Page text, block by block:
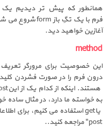
همانطور که پیش تر دیدیم یک
فرم با یک تگِ باز formشروع می
آغازین خواهید دید.
method
این خصوصیت برای مرورگر
درون فرم را در صورت فشردن کلید
هستند. اینکه از کدام یک از این
به خواسته ما دارد، در مثال ساده
استفاده می کنیم، برایgetیا
post" مراجعه کنید..